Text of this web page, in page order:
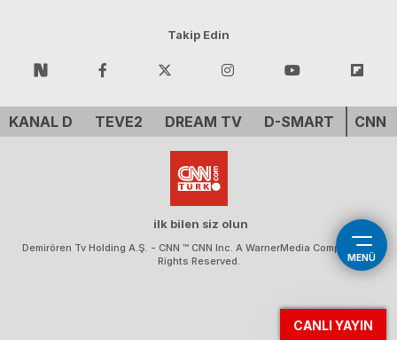
MENÜ
CANLI YAYIN
Takip Edin
KANAL D TEVE2 DREAM TV D-SMART CNN
ilk bilen siz olun
Demirören Tv Holding A.Ş. - CNN ™ CNN Inc. A WarnerMedia Company. All
Rights Reserved.